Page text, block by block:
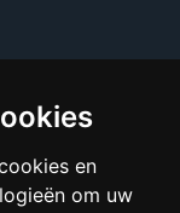
en
om uw